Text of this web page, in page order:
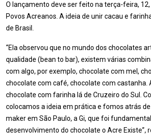
O lançamento deve ser feito na terça-feira, 12,
Povos Acreanos. A ideia de unir cacau e
de Brasil.
“Ela observou que no mundo dos chocolates
qualidade (bean to bar), existem várias
com algo, por exemplo, chocolate com mel,
chocolate com café, chocolate com castanha.
chocolate com farinha lá de Cruzeiro do Sul.
colocamos a ideia em prática e fomos atrás
maker em São Paulo, a Gi, que foi
desenvolvimento do chocolate o Acre Existe”,